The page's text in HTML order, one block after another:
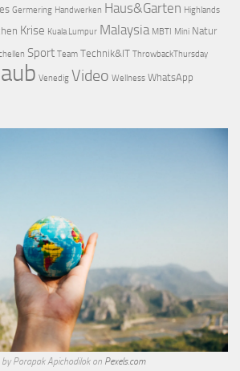
Germering Handwerken Haus&Garten Highlands
Krise Kuala Lumpur Malaysia MBTI Mini Natur
Sport Team Technik&IT ThrowbackThursday
Venedig Video Wellness WhatsApp
Porapak Apichodilok on Pexels.com